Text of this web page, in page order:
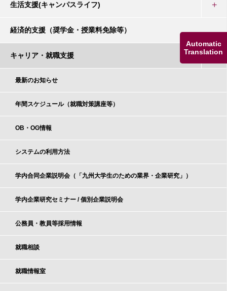
Automatic
Translation
生活支援(キャンパスライフ)
経済的支援（奨学金・授業料免除等）
キャリア・就職支援
最新のお知らせ
年間スケジュール（就職対策講座等）
OB・OG情報
システムの利用方法
学内合同企業説明会（「九州大学生のための業界・企業研究」）
学内企業研究セミナー / 個別企業説明会
公務員・教員等採用情報
就職相談
就職情報室